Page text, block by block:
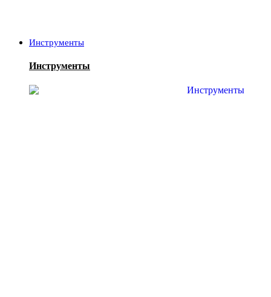
Инструменты
Инструменты